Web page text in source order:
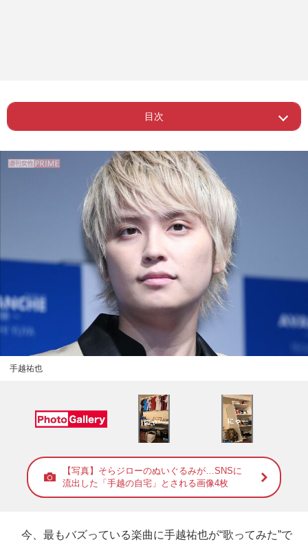
目次
Page 1 ー 手越を「にゃんにゃん」と呼ぶ女性
手越祐也
【写真】そらジローのぬいぐるみが…SNSに
流出した「手越の自宅」とされる画像4枚
今、最もバズっている楽曲に手越祐也が“歌ってみた”で